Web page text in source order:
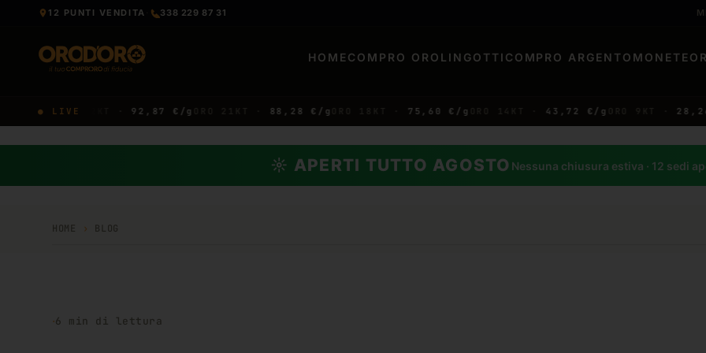
12 PUNTI VENDITA 338 229 87 31
HOMECOMPRO ORO LINGOTTI COMPRO ARGENTO MONETE
● LIVE
ORO 22KT · 92,87 €/gORO 21KT · 88,28 €/g ORO 18KT · 75,60 €/gORO 14KT · 43,72 €/gORO 9KT · 28,26 €/g
☼ APERTI TUTTO AGOSTO Nessuna chiusura estiva · 12 sedi
HOME › BLOG
·6 min di lettura